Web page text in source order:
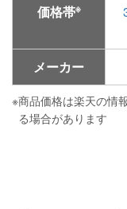
価格帯※
メーカー
※商品価格は楽天の情
る場合があります